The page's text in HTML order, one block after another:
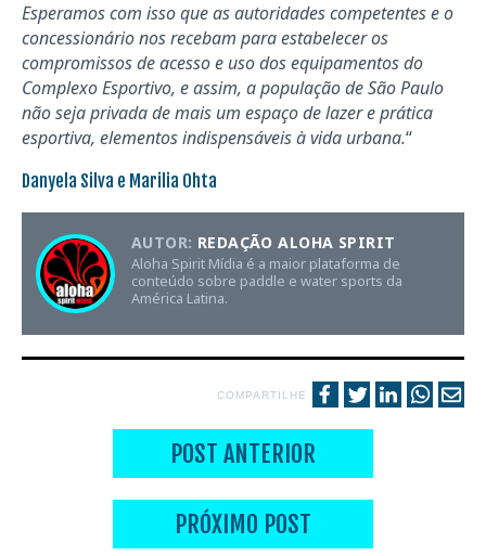
Esperamos com isso que as autoridades competentes e o
concessionário nos recebam para estabelecer os
compromissos de acesso e uso dos equipamentos do
Complexo Esportivo, e assim, a população de São Paulo
não seja privada de mais um espaço de lazer e prática
esportiva, elementos indispensáveis à vida urbana.“
Danyela Silva e Marilia Ohta
AUTOR: REDAÇÃO ALOHA SPIRIT
Aloha Spirit Mídia é a maior plataforma de
conteúdo sobre paddle e water sports da
América Latina.
COMPARTILHE
POST ANTERIOR
PRÓXIMO POST